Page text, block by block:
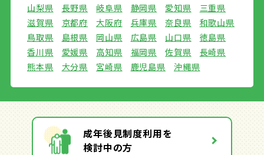
山梨県
長野県 岐阜県 静岡県 愛知県
三重県
滋賀県
京都府 大阪府 兵庫県 奈良県
和歌山県
鳥取県
島根県 岡山県 広島県 山口県
徳島県
香川県
愛媛県 高知県 福岡県 佐賀県
長崎県
熊本県
大分県 宮崎県 鹿児島県 沖縄県
成年後見制度利用を
検討中の方